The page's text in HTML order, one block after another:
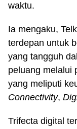
waktu.
Ia mengaku,
terdepan untuk
yang tangguh
peluang melalui
yang meliputi
Connectivity,
Trifecta digital